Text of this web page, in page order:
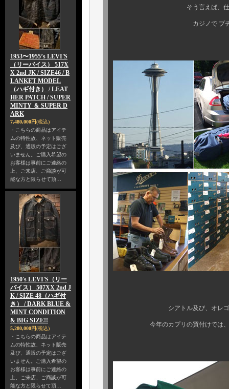
1953〜1955’s LEVI'S
（リーバイス） 517X
X 2nd JK / SIZE46 / B
LANKET MODEL
（ハギ付き） / LEAT
HER PATCH / SUPER
MINTY ＆ SUPER D
ARK
7,480,000円(税込)
・こちらの商品はアイテ
ムの特性故、ネット販売
及び、通販の予定はござ
いません。ご購入希望の
お客様は事前にご連絡の
上、ご来店、ご商談が可
能な方と限らせて頂…
1950's LEVI'S（リー
バイス） 507XX 2nd J
K / SIZE 48（ハギ付
き） / DARK BLUE &
MINT CONDITION
& BIG SIZE!!
5,280,000円(税込)
・こちらの商品はアイテ
ムの特性故、ネット販売
及び、通販の予定はござ
いません。ご購入希望の
お客様は事前にご連絡の
上、ご来店、ご商談が可
能な方と限らせて頂…
そう言えば、仕事とはいえ
カジノで プチ勝ち しちゃ
シアトル及び、オレゴン・ワ
今年のカプリの買付けでは、チョ